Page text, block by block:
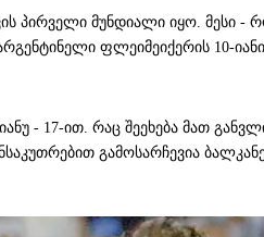
მუნდიალი იყო. მესი -
ფლეიმეიქერის 10-
- 17-ით. რაც შეეხება მათ
გამოსარჩევია